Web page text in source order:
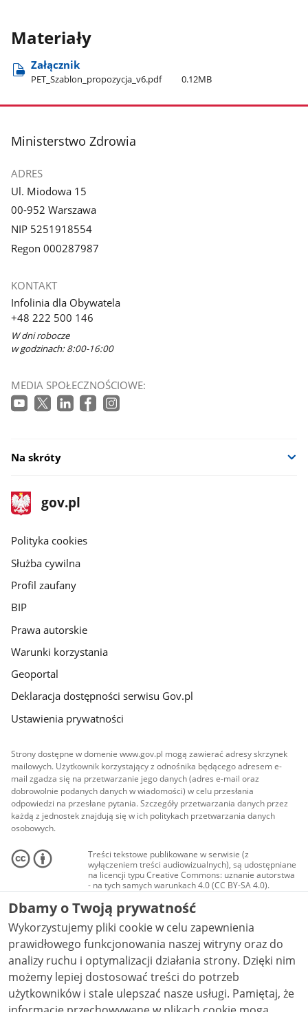
Materiały
Załącznik
PET​_Szablon​_propozycja​_v6.pdf 0.12MB
stopka
Ministerstwo Zdrowia
ADRES
Ul. Miodowa 15
00-952 Warszawa
NIP 5251918554
Regon 000287987
KONTAKT
Infolinia dla Obywatela
+48 222 500 146
W dni robocze
w godzinach: 8:00-16:00
MEDIA SPOŁECZNOŚCIOWE:
Na skróty
stopka
gov.pl
Strona
gov.pl
gov.pl
Polityka cookies
Służba cywilna
Profil zaufany
BIP
Prawa autorskie
Warunki korzystania
Geoportal
Deklaracja dostępności serwisu Gov.pl
Ustawienia prywatności
Strony dostępne w domenie www.gov.pl mogą zawierać adresy skrzynek
mailowych. Użytkownik korzystający z odnośnika będącego adresem e-
mail zgadza się na przetwarzanie jego danych (adres e-mail oraz
dobrowolnie podanych danych w wiadomości) w celu przesłania
odpowiedzi na przesłane pytania. Szczegóły przetwarzania danych przez
każdą z jednostek znajdują się w ich politykach przetwarzania danych
osobowych.
Treści tekstowe publikowane w serwisie (z
wyłączeniem treści audiowizualnych), są udostępniane
na licencji typu Creative Commons: uznanie autorstwa
- na tych samych warunkach 4.0 (CC BY-SA 4.0).
Materiały audiowizualne, w tym zdjęcia, materiały
audio i wideo, są udostępniane na licencji typu
Creative Commons: uznanie autorstwa użycie
niekomercyjne - bez utworów zależnych 4.0 (CC BY-
NC-ND 4.0), o ile nie jest to stwierdzone inaczej.
Dbamy o Twoją prywatność
Wykorzystujemy pliki cookie w celu zapewnienia
prawidłowego funkcjonowania naszej witryny oraz do
analizy ruchu i optymalizacji działania strony. Dzięki nim
możemy lepiej dostosować treści do potrzeb
użytkowników i stale ulepszać nasze usługi. Pamiętaj, że